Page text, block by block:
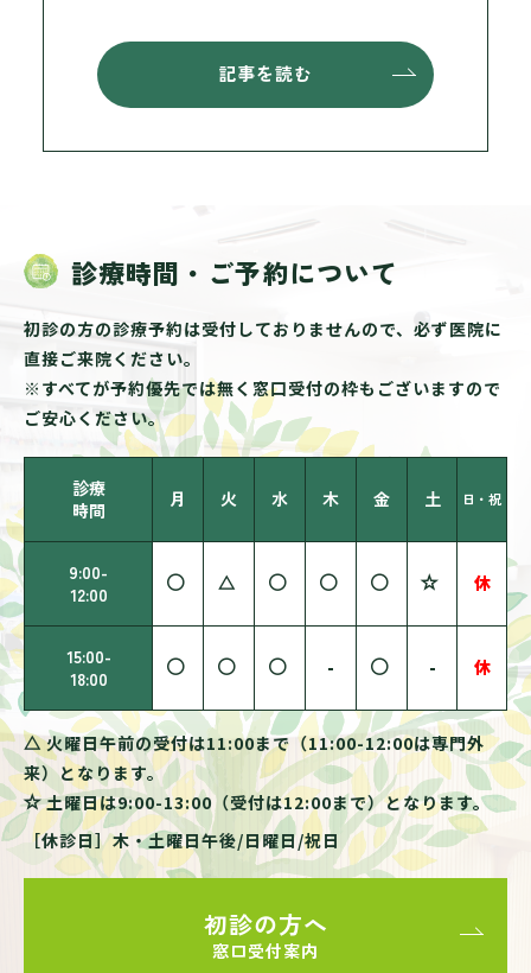
記事を読む
診療時間・ご予約について
初診の方の診療予約は受付しておりませんので、必ず医院に
直接ご来院ください。
※すべてが予約優先では無く窓口受付の枠もございますので
ご安心ください。
診療
時間
月 火 水 木 金 土 日・祝
9:00-
12:00
休
15:00-
18:00
- - 休
火曜日午前の受付は11:00まで（11:00-12:00は専門外
来）となります。
土曜日は9:00-13:00（受付は12:00まで）となります。
［休診日］木・土曜日午後/日曜日/祝日
初診の方へ
窓口受付案内